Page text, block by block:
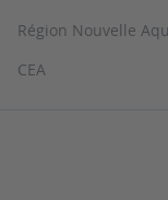
Région Nouvelle
CEA